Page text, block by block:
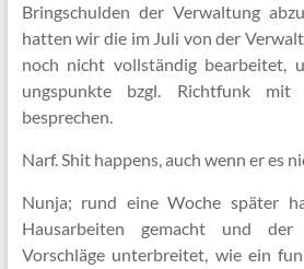
Bringschulden der Verwaltung
hatten wir die im Juli von der
noch nicht vollständig bearbeitet,
ungs­punkte bzgl. Richtfunk
besprechen.
Narf. Shit happens, auch wenn er es
Nunja; rund eine Woche später
Hausarbeiten gemacht und der
Vorschläge unterbreitet, wie ein